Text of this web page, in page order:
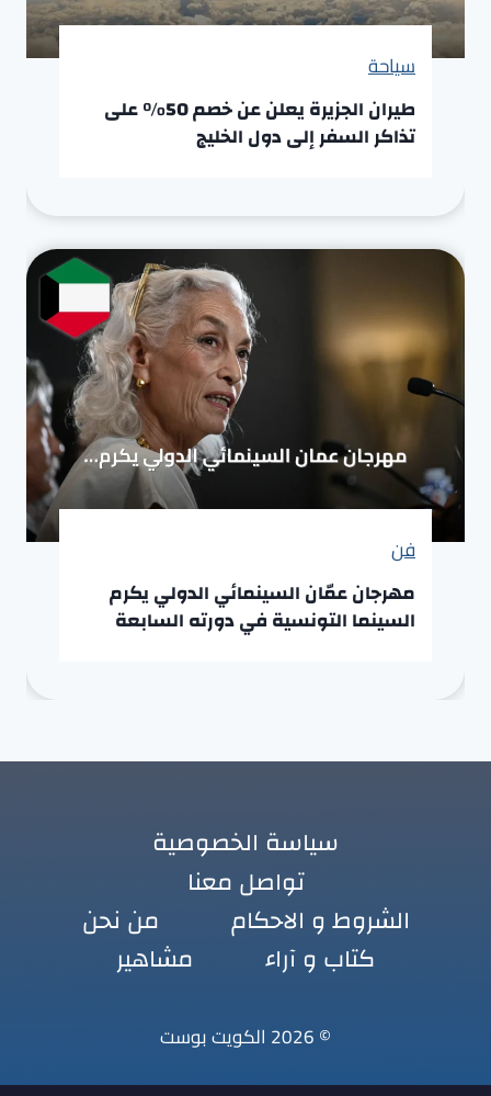
سياحة
طيران الجزيرة يعلن عن خصم 50% على
تذاكر السفر إلى دول الخليج
فن
مهرجان عمّان السينمائي الدولي يكرم
السينما التونسية في دورته السابعة
سياسة الخصوصية
تواصل معنا
الشروط و الاحكام
من نحن
كتاب و آراء
مشاهير
© 2026 الكويت بوست